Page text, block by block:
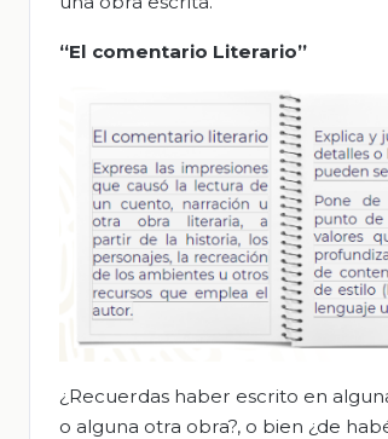
“El comentario Literario”
¿Recuerdas haber escrito en
o alguna otra obra?, o bien ¿de